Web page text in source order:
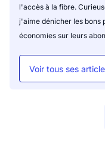
l'accès à la fibre.
j'aime dénicher les bons
économies sur leurs
Voir tous ses